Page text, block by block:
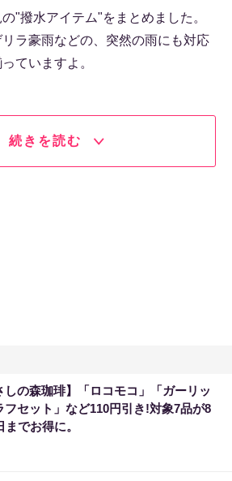
"撥水アイテム"をまとめました。
ラ豪雨などの、突然の雨にも対応
ていますよ。
続きを読む
しの森珈琲】「ロコモコ」「ガーリッ
フセット」など110円引き!対象7品が8
までお得に。